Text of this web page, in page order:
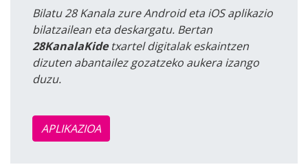
Bilatu 28 Kanala zure Android eta iOS aplikazio
bilatzailean eta deskargatu. Bertan
28KanalaKidetxartel digitalak eskaintzen
dizuten abantailez gozatzeko aukera izango
duzu.
APLIKAZIOA